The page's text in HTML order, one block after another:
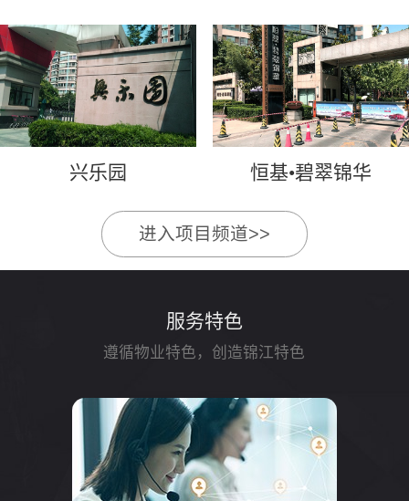
兴乐园 恒基•碧翠锦华
进入项目频道>>
服务特色
遵循物业特色，创造锦江特色